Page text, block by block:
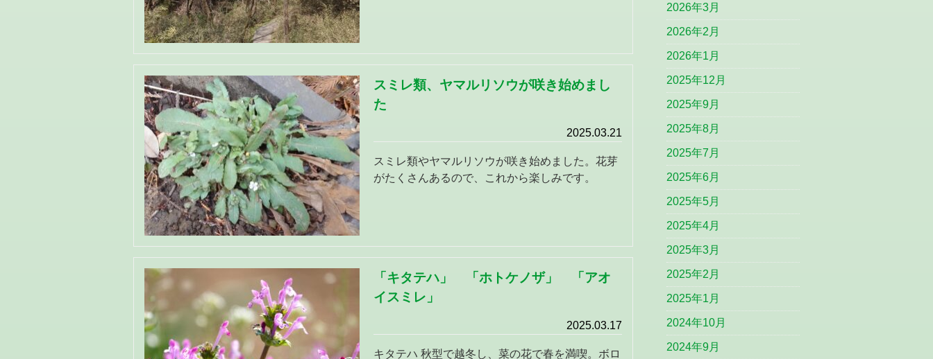
スミレ類、ヤマルリソウが咲き始めまし
た
2025.03.21
スミレ類やヤマルリソウが咲き始めました。花芽
がたくさんあるので、これから楽しみです。
「キタテハ」 「ホトケノザ」 「アオ
イスミレ」
2025.03.17
キタテハ 秋型で越冬し、菜の花で春を満喫。ボロ
2026年3月
2026年2月
2026年1月
2025年12月
2025年9月
2025年8月
2025年7月
2025年6月
2025年5月
2025年4月
2025年3月
2025年2月
2025年1月
2024年10月
2024年9月